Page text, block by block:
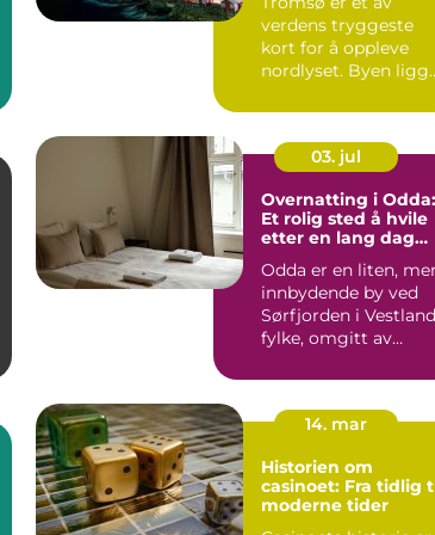
opplevelser
verdens tryggeste
kort for å oppleve
nordlyset. Byen
03. jul
Overnatting i Odda:
Et rolig sted å hvile
etter en lang dag
Odda er en liten,
innbydende by ved
Sørfjorden i Vestland
fylke, omgitt av
14. mar
Historien om
casinoet: Fra tidlig
moderne tider